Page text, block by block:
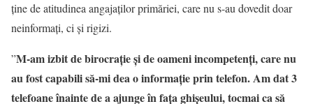
ține de atitudinea angajaților primăriei, care nu s-au dovedit doar
neinformați, ci și rigizi.
”M-am izbit de birocrație și de oameni incompetenți, care nu
au fost capabili să-mi dea o informație prin telefon. Am dat 3
telefoane înainte de a ajunge în fața ghișeului, tocmai ca să